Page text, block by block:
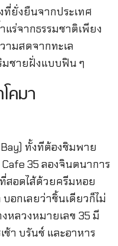
ที่ยั่งยืนจากประเทศ
ร่จากธรรมชาติเพียง
ามสดจากทะเล
มชายฝั่งแบบฟิน ๆ
คมา
ทั้งทีต้องชิมพาย
35 ลองจินตนาการ
สอดไส้ด้วยครีมหอย
อกเลยว่าชิ้นเดียวก็ไม่
หลวงหมายเลข 35 มี
ช้า บรันช์ และอาหาร